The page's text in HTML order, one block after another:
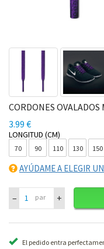
CORDONES OVALADOS
3.99 €
LONGITUD (CM)
70 90 110 130 150
AYÚDAME A ELEGIR
– par +
El pedido entra